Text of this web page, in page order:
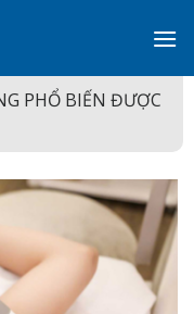
PHỔ BIẾN ĐƯỢC